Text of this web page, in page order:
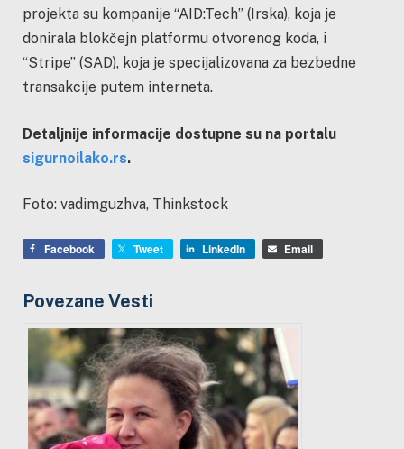
projekta su kompanije “AID:Tech” (Irska), koja je
donirala blokčejn platformu otvorenog koda, i
“Stripe” (SAD), koja je specijalizovana za bezbedne
transakcije putem interneta.
Detaljnije informacije dostupne su na portalu
sigurnoilako.rs.
Foto: vadimguzhva, Thinkstock
Facebook Tweet LinkedIn Email
Povezane Vesti